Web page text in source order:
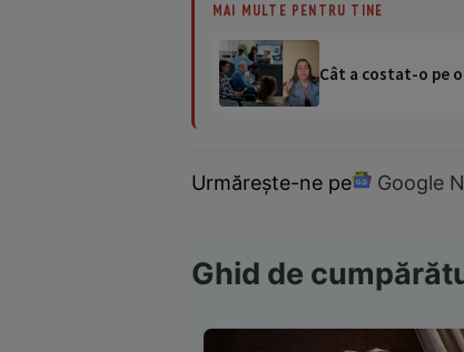
MAI MULTE PENTRU TINE
Cât a costat-o pe
Urmărește-ne pe Google
Ghid de